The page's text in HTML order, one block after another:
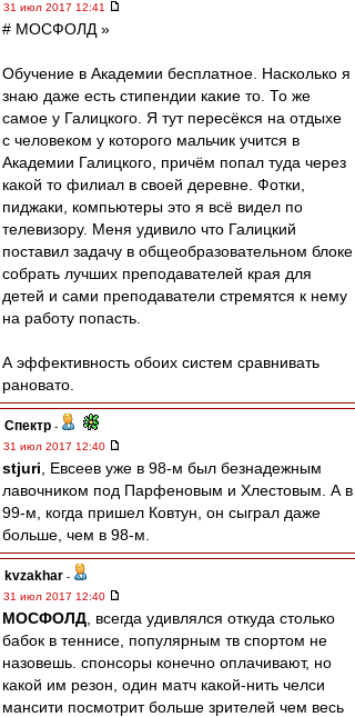
31 июл 2017 12:41
# МОСФОЛД »
Обучение в Академии бесплатное. Насколько я
знаю даже есть стипендии какие то. То же
самое у Галицкого. Я тут пересёкся на отдыхе
с человеком у которого мальчик учится в
Академии Галицкого, причём попал туда через
какой то филиал в своей деревне. Фотки,
пиджаки, компьютеры это я всё видел по
телевизору. Меня удивило что Галицкий
поставил задачу в общеобразовательном блоке
собрать лучших преподавателей края для
детей и сами преподаватели стремятся к нему
на работу попасть.
А эффективность обоих систем сравнивать
рановато.
Спектр -
31 июл 2017 12:40
stjuri , Евсеев уже в 98-м был безнадежным
лавочником под Парфеновым и Хлестовым. А в
99-м, когда пришел Ковтун, он сыграл даже
больше, чем в 98-м.
kvzakhar -
31 июл 2017 12:40
МОСФОЛД , всегда удивлялся откуда столько
бабок в теннисе, популярным тв спортом не
назовешь. спонсоры конечно оплачивают, но
какой им резон, один матч какой-нить челси
мансити посмотрит больше зрителей чем весь